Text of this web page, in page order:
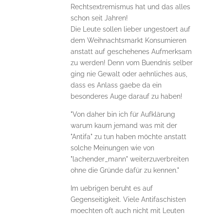
Rechtsextremismus hat und das alles
schon seit Jahren!
Die Leute sollen lieber ungestoert auf
dem Weihnachtsmarkt Konsumieren
anstatt auf geschehenes Aufmerksam
zu werden! Denn vom Buendnis selber
ging nie Gewalt oder aehnliches aus,
dass es Anlass gaebe da ein
besonderes Auge darauf zu haben!
"Von daher bin ich für Aufklärung
warum kaum jemand was mit der
"Antifa" zu tun haben möchte anstatt
solche Meinungen wie von
"lachender_mann" weiterzuverbreiten
ohne die Gründe dafür zu kennen."
Im uebrigen beruht es auf
Gegenseitigkeit. Viele Antifaschisten
moechten oft auch nicht mit Leuten